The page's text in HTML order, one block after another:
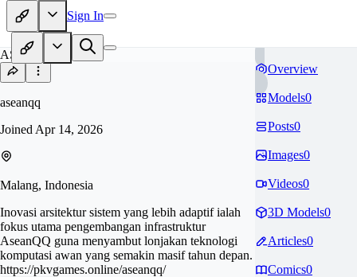
Sign In
AS
aseanqq
Joined Apr 14, 2026
Malang, Indonesia
Inovasi arsitektur sistem yang lebih adaptif ialah
fokus utama pengembangan infrastruktur
AseanQQ guna menyambut lonjakan teknologi
komputasi awan yang semakin masif tahun depan.
https://pkvgames.online/aseanqq/
Overview
Models0
Posts0
Images0
Videos0
3D Models0
Articles0
Comics0